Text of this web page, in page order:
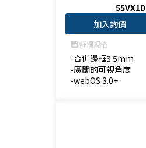
55VX1D
加入詢價
feed詳細規格
-合併邊框3.5mm
-廣闊的可視角度
-webOS 3.0+